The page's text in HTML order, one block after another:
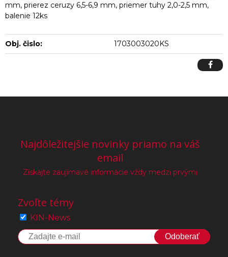
mm, prierez ceruzy 6,5-6,9 mm, priemer tuhy 2,0-2,5 mm,
balenie 12ks
Obj. čislo: 1703003020KS
Najdôležitejšie novinky priamo na váš
email
Získajte zaujímavé informácie vždy medzi prvými
Zvoľte témy
KIN-News
Odoberať